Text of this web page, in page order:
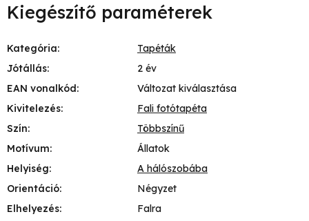
Kiegészítő paraméterek
Kategória:
Tapéták
Jótállás:
2 év
EAN vonalkód:
Változat kiválasztása
Kivitelezés:
Fali fotótapéta
Szín:
Többszínű
Motívum:
Állatok
Helyiség:
A hálószobába
Orientáció:
Négyzet
Elhelyezés:
Falra